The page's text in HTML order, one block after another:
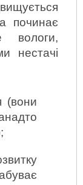
починає
вологи,
нестачі
(вони